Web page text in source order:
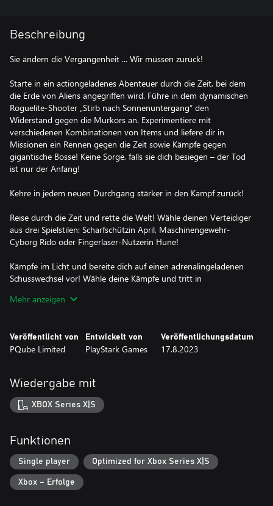
Beschreibung
Sie ändern die Vergangenheit ... Wir müssen zurück!
Starte in ein actiongeladenes Abenteuer durch die Zeit, bei dem
die Erde von Aliens angegriffen wird. Führe in dem dynamischen
Roguelite-Shooter „Stirb nach Sonnenuntergang“ den
Widerstand gegen die Murkors an. Experimentiere mit
verschiedenen Kombinationen von Items und liefere dir in
Missionen ein Rennen gegen die Zeit sowie Kämpfe gegen
gigantische Bosse! Keine Sorge, falls sie dich besiegen – der Tod
ist nur der Anfang!
Kehre in jedem neuen Durchgang stärker in den Kampf zurück!
Reise durch die Zeit und rette die Welt! Wähle deinen Verteidiger
aus drei Spielstilen: Scharfschützin April, Maschinengewehr-
Cyborg Rido oder Fingerlaser-Nutzerin Hune!
Kämpfe im Licht und bereite dich auf einen adrenalingeladenen
Schusswechsel vor! Wähle deine Kämpfe und tritt in
Schatten werden sie stärker!
wird von Horden von Murkors heimgesucht, deren bösartiger
Anführer dich bei jedem Durchgang im Sonnenuntergang
Jeder Durchgang ist anders! Die 19 Mission im Spiel gestalten
sich bei jedem neuen Durchgang anders. Bewahre einen kühlen
Kopf, Verteidiger! Hoffentlich ist das Glück auf deiner Seite ...
Experimentiere mit hunderten Kombinationen von Items.
Items. Wer weiß, auf welch verrückte und wundersame Weise sie
zusammen funktionieren?
Mehr anzeigen
Veröffentlicht von
PQube Limited
Entwickelt von
PlayStark Games
Veröffentlichungsdatum
17.8.2023
Wiedergabe mit
XBOX Series X|S
Funktionen
Single player Optimized for Xbox Series X|S
Xbox – Erfolge